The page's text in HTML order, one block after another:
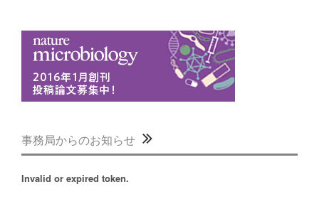
事務局からのお知らせ
Invalid or expired token.